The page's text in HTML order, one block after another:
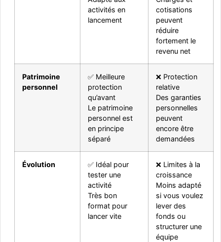
activités en
lancement
cotisations
peuvent
réduire
fortement le
revenu net
Patrimoine
personnel
✅ Meilleure
protection
qu’avant
Le patrimoine
personnel est
en principe
séparé
❌ Protection
relative
Des garanties
personnelles
peuvent
encore être
demandées
Évolution
✅ Idéal pour
tester une
activité
Très bon
format pour
lancer vite
❌ Limites à la
croissance
Moins adapté
si vous voulez
lever des
fonds ou
structurer une
équipe